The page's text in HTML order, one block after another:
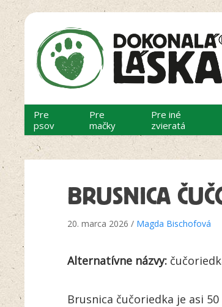
Pre
psov
Pre
mačky
Pre iné
zvieratá
BRUSNICA
20. marca 2026 / Magda Bischofová
Alternatívne názvy:
Brusnica čučoriedka je asi